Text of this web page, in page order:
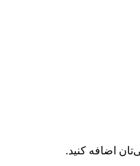
اضافه کنید.